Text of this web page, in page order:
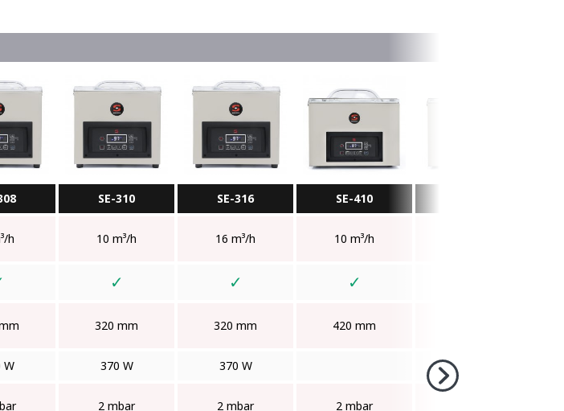
SE-310 SE-316 SE-410
h 10 m³/h 16 m³/h 10 m³/h
✓ ✓ ✓
320 mm 320 mm 420 mm
W 370 W 370 W 550 W
2 mbar 2 mbar 2 mbar